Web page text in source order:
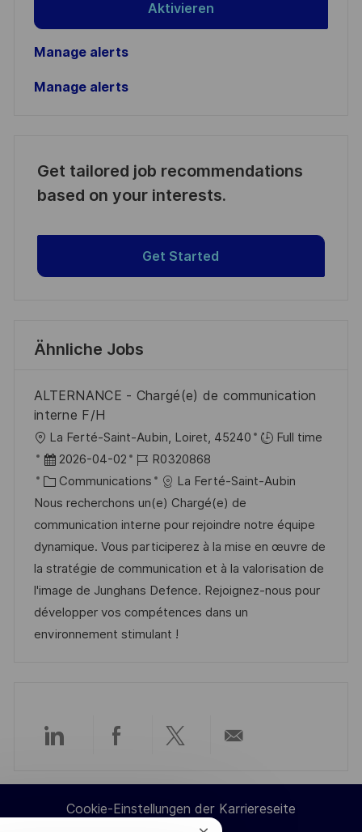
Aktivieren
Manage alerts
Manage alerts
Get tailored job recommendations
based on your interests.
Get Started
Ähnliche Jobs
ALTERNANCE - Chargé(e) de communication
interne F/H
O
r
t
La Ferté-Saint-Aubin, Loiret, 45240
Full time
D
a
t
u
m
d
e
r
V
f
n
2026-04-02
J
o
b
-
I
D
R0320868
K
a
t
e
g
o
r
i
Communications
La Ferté-Saint-Aubin
Nous recherchons un(e) Chargé(e) de
communication interne pour rejoindre notre équipe
dynamique. Vous participerez à la mise en œuvre de
la stratégie de communication et à la valorisation de
l'image de Junghans Defence. Rejoignez-nous pour
développer vos compétences dans un
environnement stimulant !
Über
LinkedIn
Über
Facebook
Über
TwitterE-
Cookie-Einstellungen der Karriereseite